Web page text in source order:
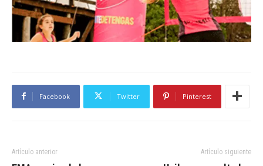
Facebook Twitter Pinterest
Artículo anterior Artículo siguiente